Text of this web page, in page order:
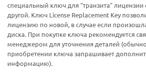
специальный ключ для "транзита" лицензии
другой. Ключ License Replacement Key
лицензию по новой, в случае если
диска. При покупке ключа рекомендуется
менеджером для уточнения деталей
приобретении ключа запрашивает
информацию).